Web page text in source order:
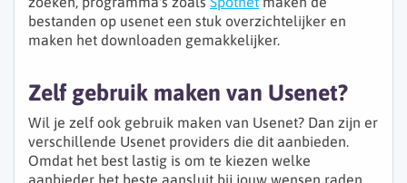
bestanden op usenet een stuk overzichtelijker en
maken het downloaden gemakkelijker.
Zelf gebruik maken van Usenet?
Wil je zelf ook gebruik maken van Usenet? Dan zijn er
verschillende Usenet providers die dit aanbieden.
Omdat het best lastig is om te kiezen welke
aanbieder het beste aansluit bij jouw wensen raden